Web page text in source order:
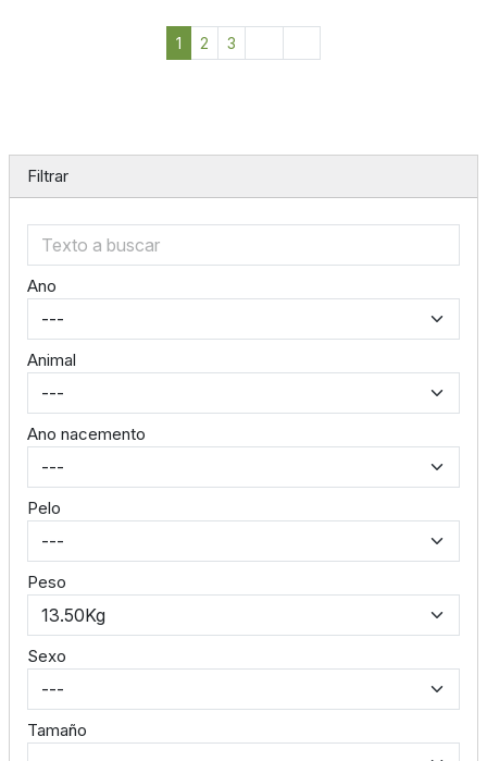
Filtrar
Ano
Animal
Ano nacemento
Pelo
Peso
Sexo
Tamaño
1 2 3